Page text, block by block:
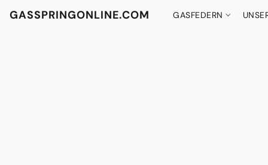
GASSPRINGONLINE.COM GASFEDERN